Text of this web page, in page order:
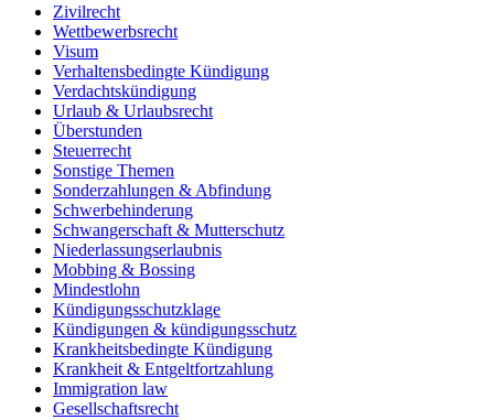
Zivilrecht
Wettbewerbsrecht
Visum
Verhaltensbedingte Kündigung
Verdachtskündigung
Urlaub & Urlaubsrecht
Überstunden
Steuerrecht
Sonstige Themen
Sonderzahlungen & Abfindung
Schwerbehinderung
Schwangerschaft & Mutterschutz
Niederlassungserlaubnis
Mobbing & Bossing
Mindestlohn
Kündigungsschutzklage
Kündigungen & kündigungsschutz
Krankheitsbedingte Kündigung
Krankheit & Entgeltfortzahlung
Immigration law
Gesellschaftsrecht